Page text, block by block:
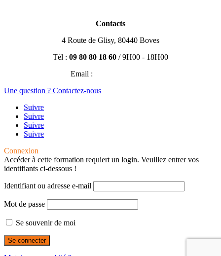
Contacts
4 Route de Glisy, 80440 Boves
Tél : 09 80 80 18 60 / 9H00 - 18H00
Email :
Une question ? Contactez-nous
Suivre
Suivre
Suivre
Suivre
Connexion
Accéder à cette formation requiert un login. Veuillez entrer vos
identifiants ci-dessous !
Identifiant ou adresse e-mail
Mot de passe
Se souvenir de moi